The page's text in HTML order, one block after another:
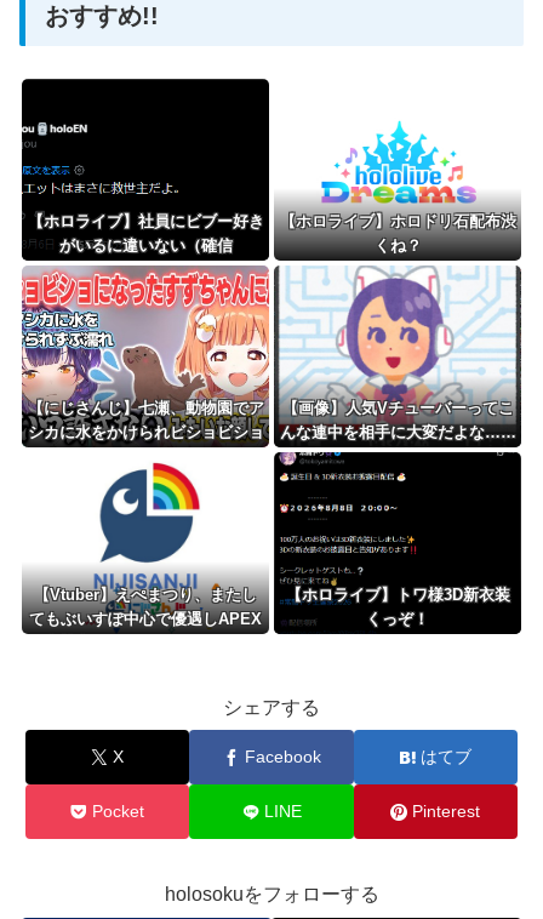
おすすめ!!
【ホロライブ】社員にビブー好き
がいるに違いない（確信
【ホロライブ】ホロドリ石配布渋
くね？
【にじさんじ】七瀬、動物園でア
シカに水をかけられビショビショ
【画像】人気Vチューバーってこ
んな連中を相手に大変だよな……
【Vtuber】えぺまつり、またし
てもぶいすぽ中心で優遇しAPEX
【ホロライブ】トワ様3D新衣装
くっぞ！
シェアする
X Facebook はてブ
Pocket LINE Pinterest
holosokuをフォローする